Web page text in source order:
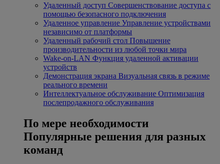
Удаленный доступ Совершенствование доступа с
помощью безопасного подключения
Удаленное управление Управление устройствами
независимо от платформы
Удаленный рабочий стол Повышение
производительности из любой точки мира
Wake-on-LAN Функция удаленной активации
устройств
Демонстрация экрана Визуальная связь в режиме
реального времени
Интеллектуальное обслуживание Оптимизация
послепродажного обслуживания
По мере необходимости
Популярные решения для разных
команд